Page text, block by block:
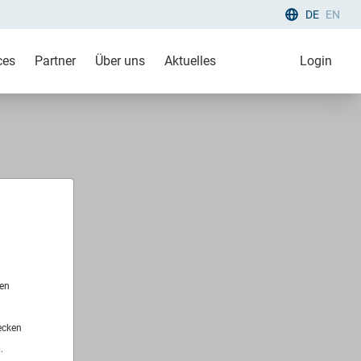
DE EN
Partner Über uns Aktuelles Login